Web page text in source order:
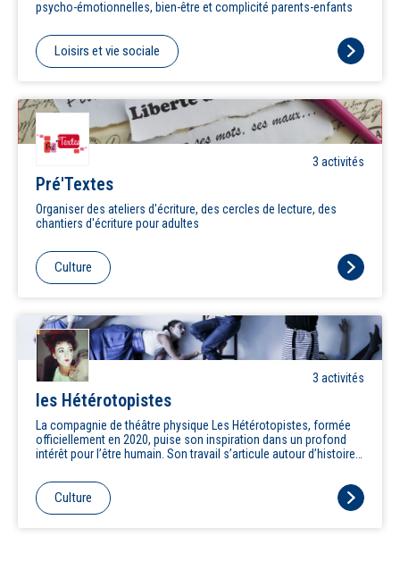
psycho-émotionnelles, bien-être et complicité parents-enfants
Loisirs et vie sociale
3 activités
Pré'Textes
Organiser des ateliers d'écriture, des cercles de lecture, des
chantiers d'écriture pour adultes
Culture
3 activités
les Hétérotopistes
La compagnie de théâtre physique Les Hétérotopistes, formée
officiellement en 2020, puise son inspiration dans un profond
intérêt pour l’être humain. Son travail s’articule autour d’histoires
moderne et diverse, permettant à chacun de s’y reconnaître et de
s’y engager pleinement. Le comédien est un artiste créateur,
impliqué dans le processus collaboratif de création et de
Culture